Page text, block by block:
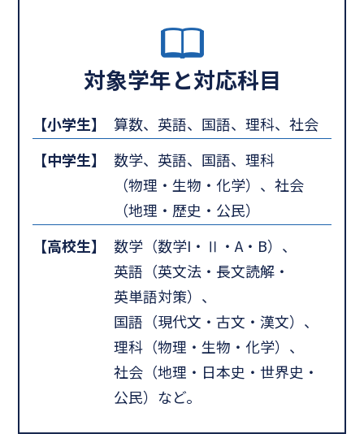
対象学年と対応科目
【小学生】
算数、英語、国語、理科、社会
【中学生】
数学、英語、国語、理科
（物理・生物・化学）、社会
（地理・歴史・公民）
【高校生】
数学（数学I・Ⅱ・A・B）、
英語（英文法・長文読解・
英単語対策）、
国語（現代文・古文・漢文）、
理科（物理・生物・化学）、
社会（地理・日本史・世界史・
公民）など。